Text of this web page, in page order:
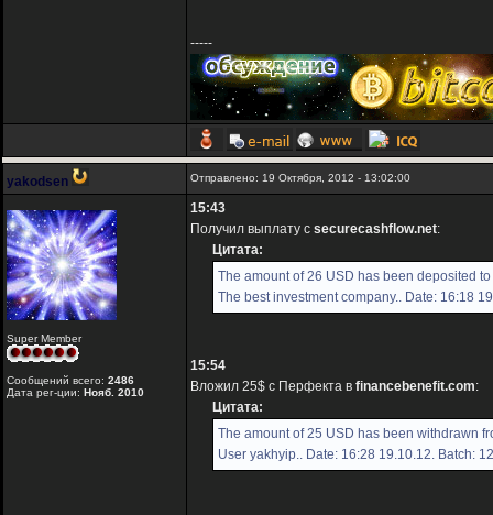
-----
yakodsen Отправлено: 19 Октября, 2012 - 13:02:00
Super Member
Сообщений всего: 2486
Дата рег-ции: Нояб. 2010
15:43
Получил выплату с securecashflow.net:
Цитата:
The amount of 26 USD has been deposited
The best investment company.. Date: 16:18
15:54
Вложил 25$ с Перфекта в financebenefit.com:
Цитата:
The amount of 25 USD has been withdrawn
User yakhyip.. Date: 16:28 19.10.12. Batch: